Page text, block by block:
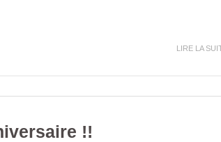
LIRE LA
!!